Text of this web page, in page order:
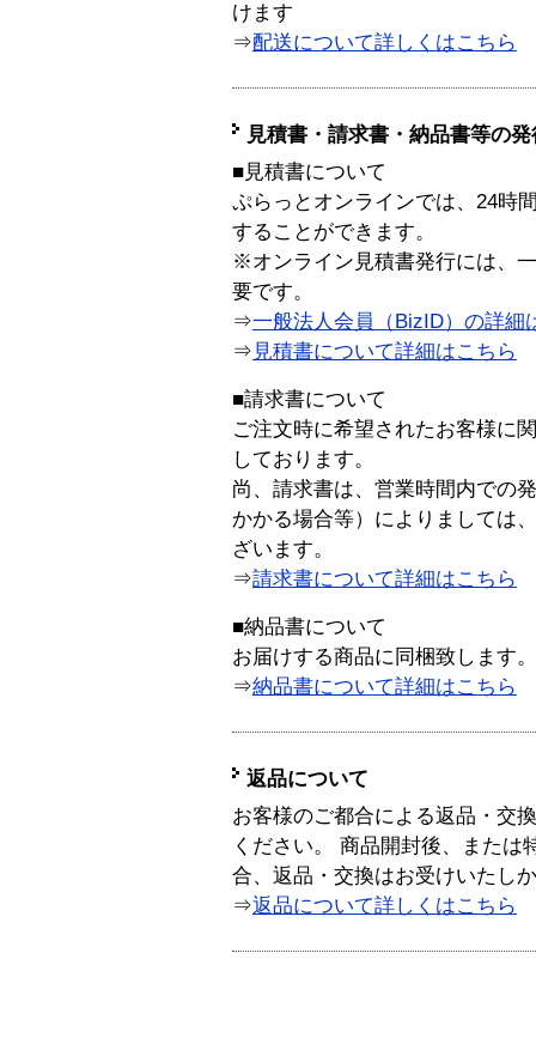
けます
⇒配送について詳しくはこちら
見積書・請求書・納品書等の
■見積書について
ぷらっとオンラインでは、24時
することができます。
※オンライン見積書発行には、
要です。
⇒一般法人会員（BizID）の詳細
⇒ 見積書について詳細はこちら
■請求書について
ご注文時に希望されたお客様に
しております。
尚、請求書は、営業時間内での
かかる場合等）によりましては
ざいます。
⇒請求書について詳細はこちら
■納品書について
お届けする商品に同梱致します。
⇒納品書について詳細はこちら
返品について
お客様のご都合による返品・交
ください。 商品開封後、または
合、返品・交換はお受けいたし
⇒返品について詳しくはこちら